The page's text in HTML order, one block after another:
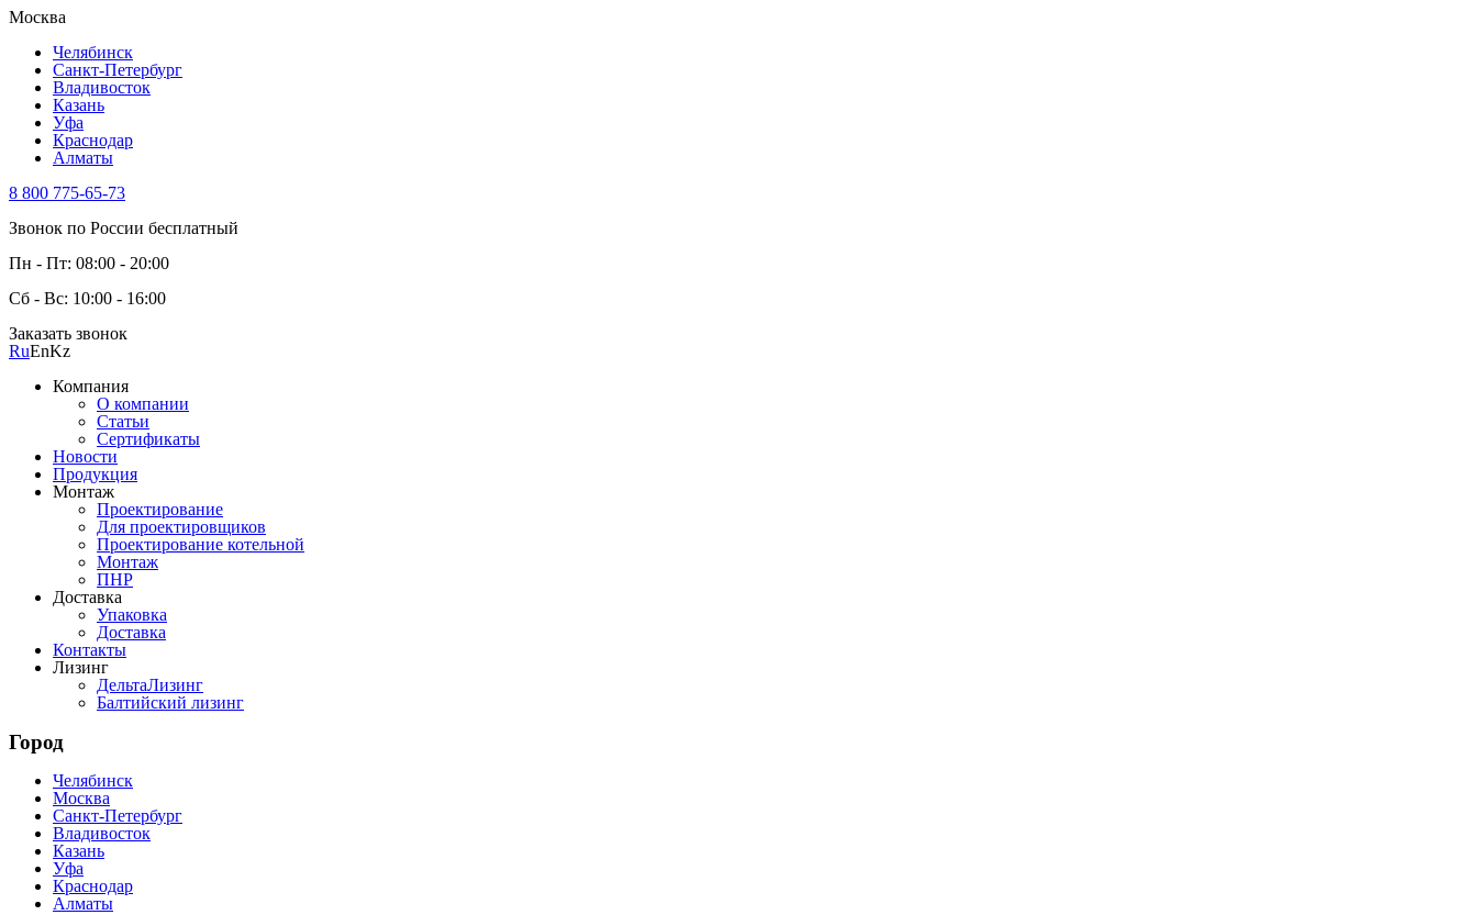
Москва
Челябинск
Санкт-Петербург
Владивосток
Казань
Уфа
Краснодар
Алматы
8 800 775-65-73
Звонок по России бесплатный
Пн - Пт: 08:00 - 20:00
Сб - Вс: 10:00 - 16:00
Заказать звонок
RuEnKz
Компания
О компании
Статьи
Сертификаты
Новости
Продукция
Монтаж
Проектирование
Для проектировщиков
Проектирование котельной
Монтаж
ПНР
Доставка
Упаковка
Доставка
Контакты
Лизинг
ДельтаЛизинг
Балтийский лизинг
Город
Челябинск
Москва
Санкт-Петербург
Владивосток
Казань
Уфа
Краснодар
Алматы